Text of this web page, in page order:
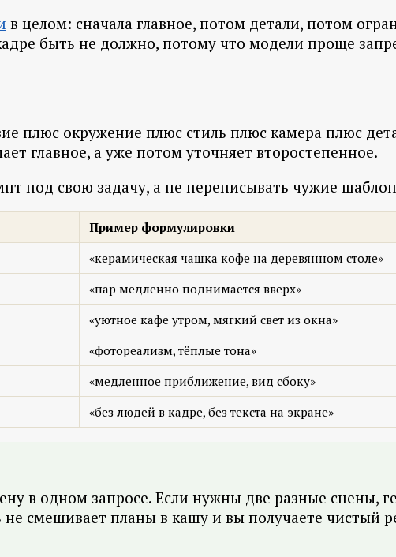
в целом: сначала главное, потом детали, потом
быть не должно, потому что модели проще
плюс окружение плюс стиль плюс камера плюс
главное, а уже потом уточняет второстепенное.
под свою задачу, а не переписывать чужие
Пример формулировки
«керамическая чашка кофе на деревянном столе»
«пар медленно поднимается вверх»
«уютное кафе утром, мягкий свет из окна»
«фотореализм, тёплые тона»
«медленное приближение, вид сбоку»
«без людей в кадре, без текста на экране»
в одном запросе. Если нужны две разные сцены,
смешивает планы в кашу и вы получаете чистый